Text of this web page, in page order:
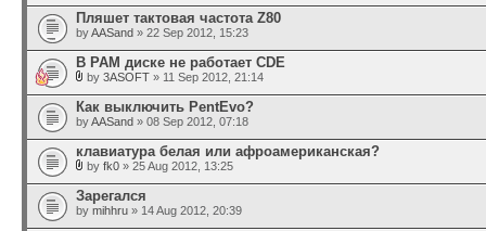
Пляшет тактовая частота Z80
byAASand » 22 Sep 2012, 15:23
В РАМ диске не работает CDE
by 3ASOFT » 11 Sep 2012, 21:14
Как выключить PentEvo?
byAASand » 08 Sep 2012, 07:18
клавиатура белая или афроамериканская?
by fk0 » 25 Aug 2012, 13:25
Зарегался
by mihhru » 14 Aug 2012, 20:39